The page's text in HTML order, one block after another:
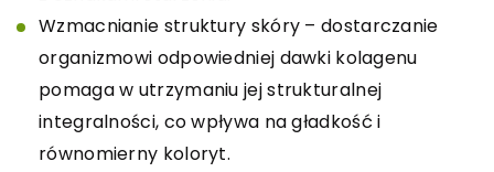
Wzmacnianie struktury skóry – dostarczanie
organizmowi odpowiedniej dawki kolagenu
pomaga w utrzymaniu jej strukturalnej
integralności, co wpływa na gładkość i
równomierny koloryt.